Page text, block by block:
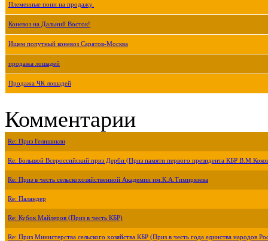
Племенные пони на продажу.
Коневоз на Дальний Восток!
Ищем попутный коневоз Саратов-Москва
продажа лошадей
Продажа ЧК лошадей
Комментарии
Re: Приз Гелишикли
Re: Большой Всероссийский приз Дерби (Приз памяти первого президента КБР
Re: Приз в честь сельскохозяйственной Академии им.К.А.Тимирязева
Re: Паландер
Re: Кубок Майлеров (Приз в честь КБР)
Re: Приз Министерства сельского хозяйства КБР (Приз в честь года единства народов